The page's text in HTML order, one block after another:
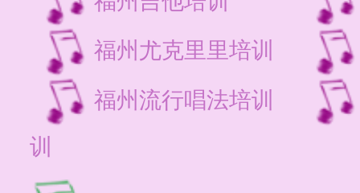
福州尤克里里培训
福州流行唱法培训
训